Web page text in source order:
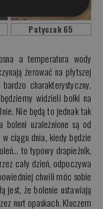
Patyczak 65
a temperatura wody
żerować na płytszej
charakterystyczny.
widzieli bolki na
Nie będą to jednak tak
boleni uzależnione są od
ciągu dnia, kiedy będzie
to typowy drapieżnik,
cały dzień, odpoczywa
chwili móc sobie
jest, że bolenie ustawiają
nurt opaskach. Kluczem